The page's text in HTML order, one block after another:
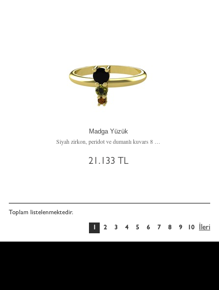
Madga Yüzük
21.133 TL
Toplam listelenmektedir.
İleri
1 2 3 4 5 6 7 8 9 10